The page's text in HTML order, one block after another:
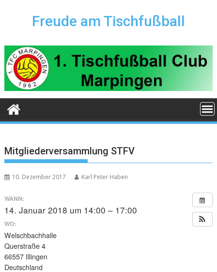
Freude am Tischfußball
Mitgliederversammlung STFV
10. Dezember 2017 Karl Peter Haben
WANN:
14. Januar 2018 um 14:00 – 17:00
WO:
Welschbachhalle
Querstraße 4
66557 Illingen
Deutschland